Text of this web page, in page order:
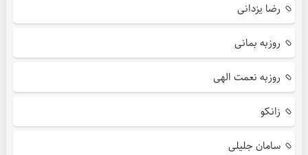
رضا یزدانی
روزبه بمانی
روزبه نعمت الهی
زانکو
سامان جلیلی